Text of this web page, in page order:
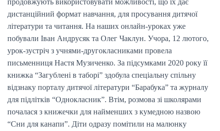
продовжують використовувати можливості, що їх дає
дистанційний формат навчання, для просування дитячої
літератури та читання. На наших онлайн-уроках уже
побували Іван Андрусяк та Олег Чаклун. Учора, 12 лютого,
урок-зустріч з учнями-другокласниками провела
письменниця Настя Музиченко. За підсумками 2020 року її
книжка “Загублені в таборі” здобула спеціальну спільну
відзнаку порталу дитячої літератури “Барабука” та журналу
для підлітків “Однокласник”. Втім, розмова зі школярами
почалася з книжечки для найменших з кумедною назвою
“Сни для канапи”. Діти одразу помітили на малюнку